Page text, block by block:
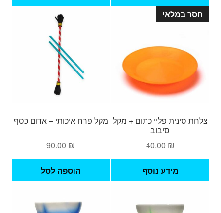
חסר במלאי
צלחת סינית פליי כתום + מקל
סיבוב
40.00 ₪
מידע נוסף
מקל פרח איכותי – אדום כסף
90.00 ₪
הוספה לסל